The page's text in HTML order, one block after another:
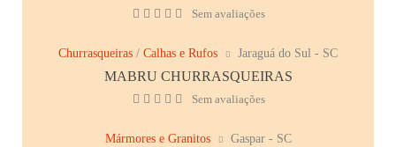
Sem avaliações
Churrasqueiras / Calhas e Rufos Jaraguá do Sul - SC
MABRU CHURRASQUEIRAS
Sem avaliações
Mármores e Granitos Gaspar - SC